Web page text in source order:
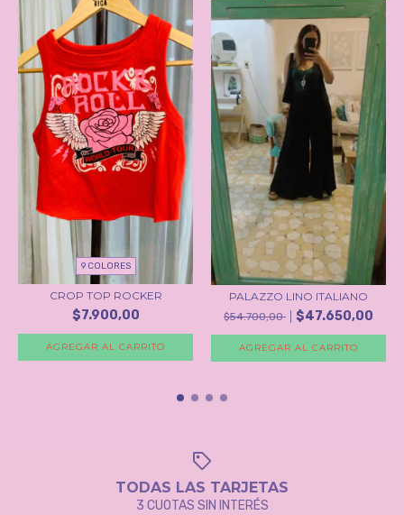
9 COLORES
CROP TOP ROCKER
$7.900,00
AGREGAR AL CARRITO
PALAZZO LINO ITALIANO
$54.700,00 $47.650,00
AGREGAR AL CARRITO
TODAS LAS TARJETAS
3 CUOTAS SIN INTERÉS